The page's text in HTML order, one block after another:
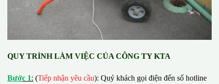
QUY TRÌNH LÀM VIỆC CỦA CÔNG TY KTA
Bước 1: (Tiếp nhận yêu cầu): Quý khách gọi điện đến số hotline